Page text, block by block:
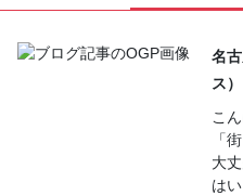
名
ス
こ
「
大
は